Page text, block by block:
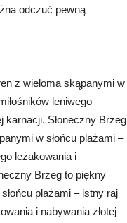
odczuć pewną
z wieloma skąpanymi w
leniwego
karnacji. Słoneczny Brzeg
w słońcu plażami –
leżakowania i
Brzeg to piękny
plażami – istny raj
i nabywania złotej